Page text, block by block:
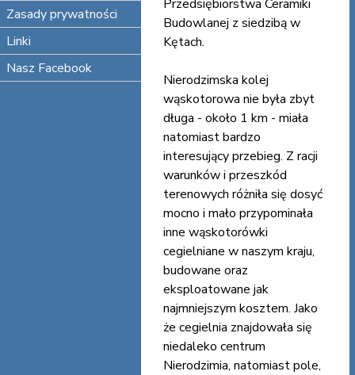
Zasady prywatności
Linki
Nasz Facebook
Przedsiębiorstwa Ceramiki
Budowlanej z siedzibą w
Kętach.
Nierodzimska kolej
wąskotorowa nie była zbyt
długa - około 1 km - miała
natomiast bardzo
interesujący przebieg. Z racji
warunków i przeszkód
terenowych różniła się dosyć
mocno i mało przypominała
inne wąskotorówki
cegielniane w naszym kraju,
budowane oraz
eksploatowane jak
najmniejszym kosztem. Jako
że cegielnia znajdowała się
niedaleko centrum
Nierodzimia, natomiast pole,